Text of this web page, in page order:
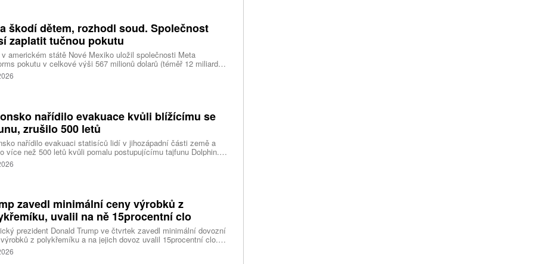
škodí dětem, rozhodl soud. Společnost
zaplatit tučnou pokutu
americkém státě Nové Mexiko uložil společnosti Meta
pokutu v celkové výši 567 milionů dolarů (téměř 12 miliard
za újmu, kterou její platformy Facebook a Instagram působí
lidem. Firma musí změnit způsob ověřování věku.
nařídilo evakuace kvůli blížícímu se
zrušilo 500 letů
nařídilo evakuaci statisíců lidí v jihozápadní části země a
více než 500 letů kvůli pomalu postupujícímu tajfunu Dolphin.
meteorologů přinese tajfun do oblasti silný vítr, prudký déšť a
vlny, píše agentura Reuters. Dolphin je tajfunem první, tedy
meteorologická agentura (JMA).
zavedl minimální ceny výrobků z
uvalil na ně 15procentní clo
prezident Donald Trump ve čtvrtek zavedl minimální dovozní
z polykřemíku a na jejich dovoz uvalil 15procentní clo.
se používá při výrobě polovodičů a je hlavní složkou
panelů, jeho největším světovým producentem je Čína.